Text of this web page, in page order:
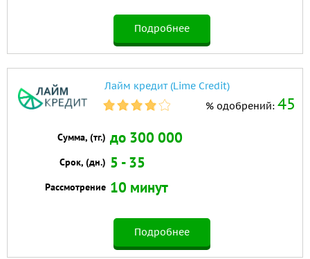
Подробнее
Лайм кредит (Lime Credit)
% одобрений: 45
Сумма, (тг.) до 300 000
Срок, (дн.) 5 - 35
Рассмотрение 10 минут
Подробнее